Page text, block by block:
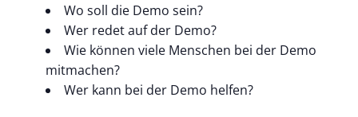
Wo soll die Demo sein?
Wer redet auf der Demo?
Wie können viele Menschen bei der Demo
mitmachen?
Wer kann bei der Demo helfen?